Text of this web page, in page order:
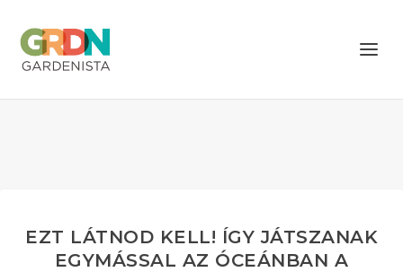
EZT LÁTNOD KELL! ÍGY JÁTSZANAK
EGYMÁSSAL AZ ÓCEÁNBAN A